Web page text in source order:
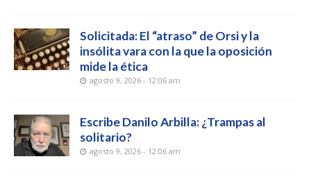
Solicitada: El “atraso” de Orsi y la
insólita vara con la que la oposición
mide la ética
agosto 9, 2026 - 12:06 am
Escribe Danilo Arbilla: ¿Trampas al
solitario?
agosto 9, 2026 - 12:06 am